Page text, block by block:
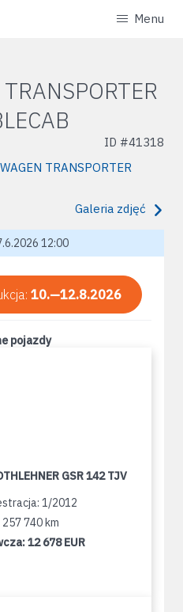
Menu
ID #41318
Galeria zdjęć
12:00
10.—12.8.2026
pojazdy
GSR 142 TJV
1/2012
740 km
12 678 EUR